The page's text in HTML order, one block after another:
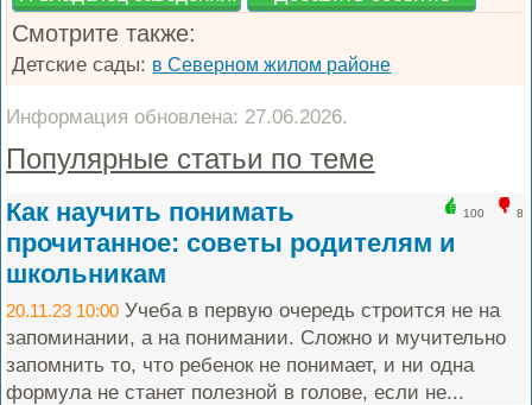
Смотрите также:
Детские сады: в Северном жилом районе
Информация обновлена: 27.06.2026.
Популярные статьи по теме
100 8
Как научить понимать
прочитанное: советы родителям и
школьникам
20.11.23 10:00 Учеба в первую очередь строится не на
запоминании, а на понимании. Сложно и мучительно
запомнить то, что ребенок не понимает, и ни одна
формула не станет полезной в голове, если не...